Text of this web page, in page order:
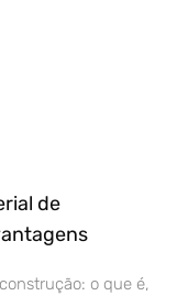
de
o que é,